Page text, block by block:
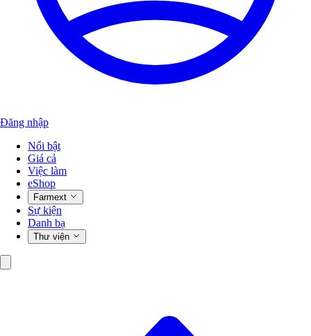
Đăng nhập
Nổi bật
Giá cả
Việc làm
eShop
Farmext
Sự kiện
Danh bạ
Thư viện